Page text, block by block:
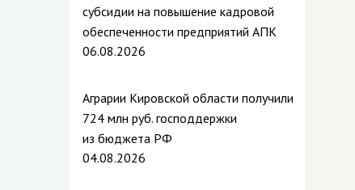
субсидии на повышение кадровой
обеспеченности предприятий АПК
06.08.2026
Аграрии Кировской области получили
724 млн руб. господдержки
из бюджета РФ
04.08.2026